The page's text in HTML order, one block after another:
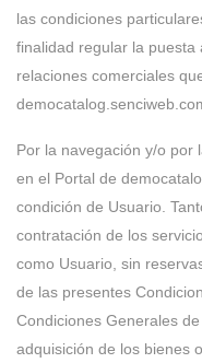
las condiciones
finalidad regular la
relaciones comerciales
Por la navegación y/o por
en el Portal de
condición de Usuario.
contratación de los
como Usuario, sin
de las presentes
Condiciones Generales
adquisición de los bienes